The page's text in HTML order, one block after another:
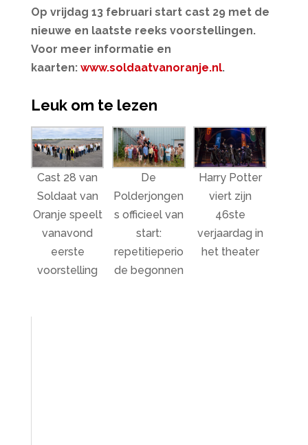
Op vrijdag 13 februari start cast 29 met de
nieuwe en laatste reeks voorstellingen.
Voor meer informatie en
kaarten: www.soldaatvanoranje.nl.
Leuk om te lezen
Cast 28 van
Soldaat van
Oranje speelt
vanavond
eerste
voorstelling
De
Polderjongen
s officieel van
start:
repetitieperio
de begonnen
Harry Potter
viert zijn
46ste
verjaardag in
het theater